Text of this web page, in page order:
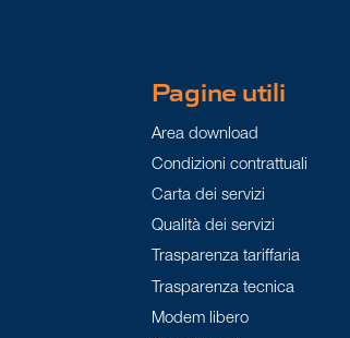
Pagine utili
Area download
Condizioni contrattuali
Carta dei servizi
Qualità dei servizi
Trasparenza tariffaria
Trasparenza tecnica
Modem libero